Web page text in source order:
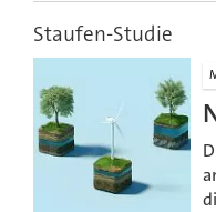
Staufen-Studie